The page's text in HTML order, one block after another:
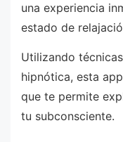
una experiencia
estado de
Utilizando
hipnótica, esta
que te permite
tu subconsciente.